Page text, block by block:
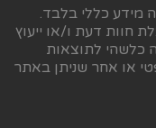
מידע כללי בלבד.
חוות דעת ו/או ייעוץ
כלשהי לתוצאות
או אחר שניתן באתר